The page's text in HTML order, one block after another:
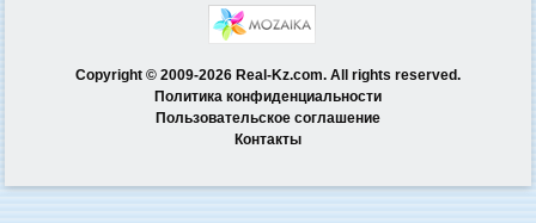
Copyright © 2009-2026 Real-Kz.com. All rights reserved.
Политика конфиденциальности
Пользовательское соглашение
Контакты